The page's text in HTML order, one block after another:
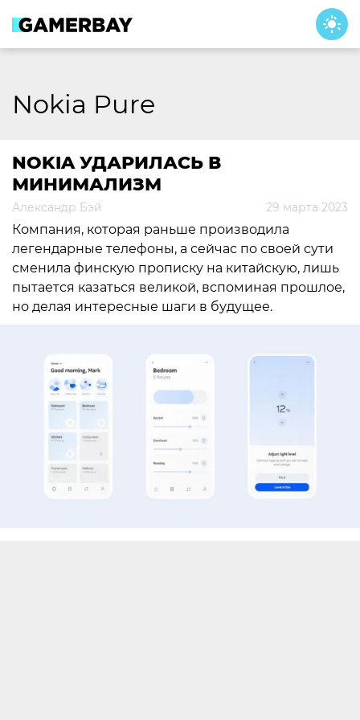
content
Nokia Pure
NOKIA УДАРИЛАСЬ В
МИНИМАЛИЗМ
Александр Бэй 29 марта 2023
Компания, которая раньше производила
легендарные телефоны, а сейчас по своей сути
сменила финскую прописку на китайскую, лишь
пытается казаться великой, вспоминая прошлое,
но делая интересные шаги в будущее.